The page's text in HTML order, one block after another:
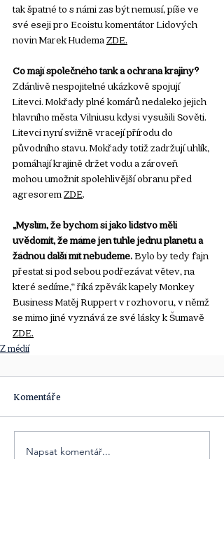
tak špatné to s námi zas být nemusí, píše ve
své eseji pro Ecoistu komentátor Lidových
novin Marek Hudema ZDE.
Co mají společného tank a ochrana krajiny?
Zdánlivě nespojitelné ukázkově spojují
Litevci. Mokřady plné komárů nedaleko jejich
hlavního města Vilniusu kdysi vysušili Sověti.
Litevci nyní svižně vracejí přírodu do
původního stavu. Mokřady totiž zadržují uhlík,
pomáhají krajině držet vodu a zároveň
mohou umožnit spolehlivější obranu před
agresorem ZDE.
„Myslím, že bychom si jako lidstvo měli
uvědomit, že máme jen tuhle jednu planetu a
žádnou další mít nebudeme. Bylo by tedy fajn
přestat si pod sebou podřezávat větev, na
které sedíme,“ říká zpěvák kapely Monkey
Business Matěj Ruppert v rozhovoru, v němž
se mimo jiné vyznává ze své lásky k Šumavě
ZDE.
Z médií
Komentáře
Napsat komentář...